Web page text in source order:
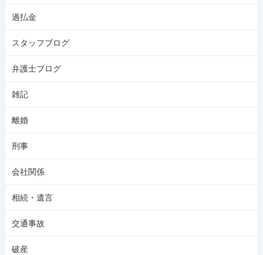
過払金
スタッフブログ
弁護士ブログ
雑記
離婚
刑事
会社関係
相続・遺言
交通事故
破産